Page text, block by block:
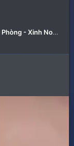
Rũ Chiều Khách Hết Cỡ